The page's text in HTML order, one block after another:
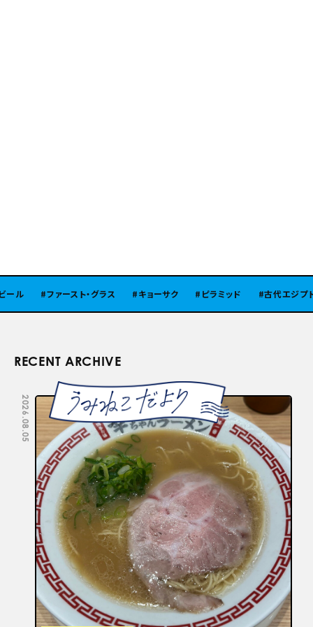
ル ファースト・グラス キョーサク ピラミッド 古代エジプト
RECENT ARCHIVE
2026.08.05